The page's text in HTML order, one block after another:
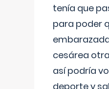
tenía que
para poder
cesárea otra
así podría
deporte y